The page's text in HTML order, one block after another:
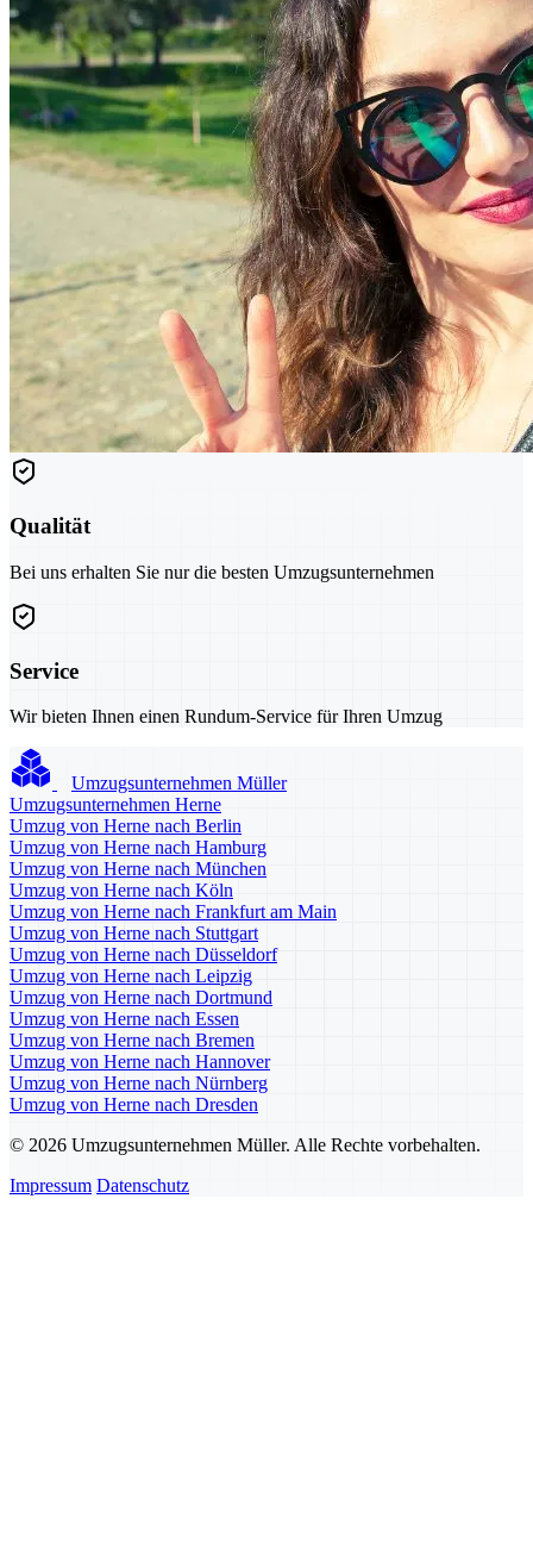
Qualität
Bei uns erhalten Sie nur die besten Umzugsunternehmen
Service
Wir bieten Ihnen einen Rundum-Service für Ihren Umzug
Umzugsunternehmen Müller
Umzugsunternehmen Herne
Umzug von Herne nach Berlin
Umzug von Herne nach Hamburg
Umzug von Herne nach München
Umzug von Herne nach Köln
Umzug von Herne nach Frankfurt am Main
Umzug von Herne nach Stuttgart
Umzug von Herne nach Düsseldorf
Umzug von Herne nach Leipzig
Umzug von Herne nach Dortmund
Umzug von Herne nach Essen
Umzug von Herne nach Bremen
Umzug von Herne nach Hannover
Umzug von Herne nach Nürnberg
Umzug von Herne nach Dresden
© 2026 Umzugsunternehmen Müller. Alle Rechte vorbehalten.
Impressum Datenschutz